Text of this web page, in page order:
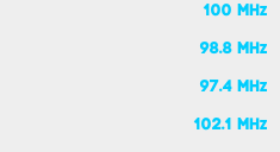
100 MHz
98.8 MHz
97.4 MHz
102.1 MHz